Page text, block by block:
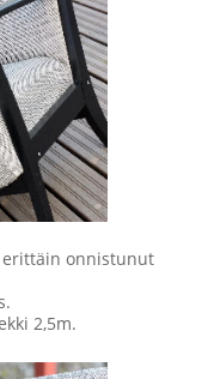
erittäin onnistunut
2,5m.